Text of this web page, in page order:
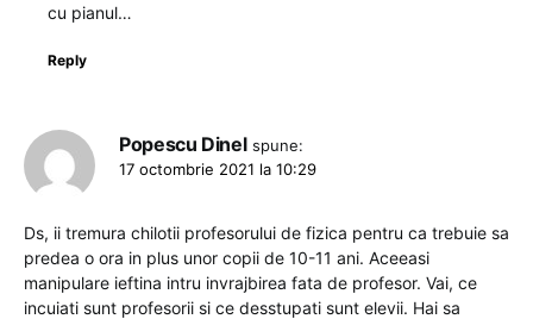
cu pianul…
Reply
Popescu Dinel spune:
17 octombrie 2021 la 10:29
Ds, ii tremura chilotii profesorului de fizica pentru ca trebuie sa
predea o ora in plus unor copii de 10-11 ani. Aceeasi
manipulare ieftina intru invrajbirea fata de profesor. Vai, ce
incuiati sunt profesorii si ce desstupati sunt elevii. Hai sa